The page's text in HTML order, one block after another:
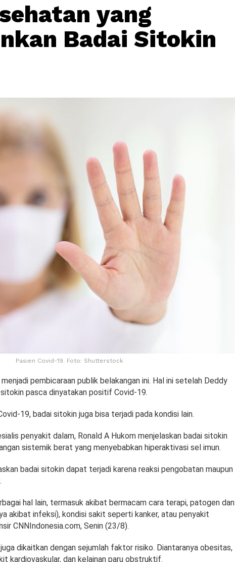
yang
Badai Sitokin
Pasien Covid-19. Foto: Shutterstock
pembicaraan publik belakangan ini. Hal ini setelah Deddy
pasca dinyatakan positif Covid-19.
19, badai sitokin juga bisa terjadi pada kondisi lain.
penyakit dalam, Ronald A Hukom menjelaskan badai sitokin
sistemik berat yang menyebabkan hiperaktivasi sel imun.
badai sitokin dapat terjadi karena reaksi pengobatan maupun
hal lain, termasuk akibat bermacam cara terapi, patogen dan
akibat infeksi), kondisi sakit seperti kanker, atau penyakit
CNNIndonesia.com, Senin (23/8).
dikaitkan dengan sejumlah faktor risiko. Diantaranya obesitas,
kardiovaskular, dan kelainan paru obstruktif.